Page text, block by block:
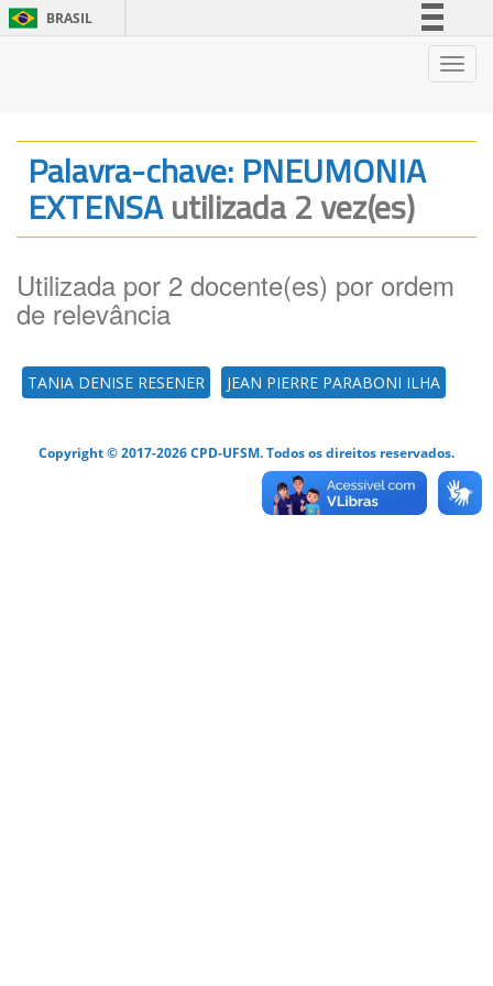
BRASIL
Legislação
Canais
Palavra-chave: PNEUMONIA
EXTENSAutilizada 2 vez(es)
Utilizada por 2 docente(es) por ordem
de relevância
TANIA DENISE RESENER JEAN PIERRE PARABONI ILHA
Copyright © 2017-2026 CPD-UFSM. Todos os direitos reservados.